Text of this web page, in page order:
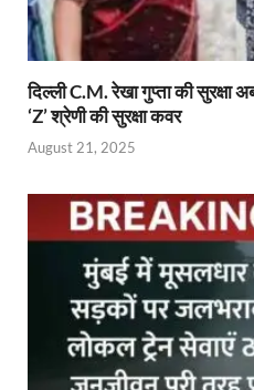
दिल्ली C.M. रेखा गुप्ता की
‘Z’ श्रेणी की सुरक्षा कवर
August 21, 2025